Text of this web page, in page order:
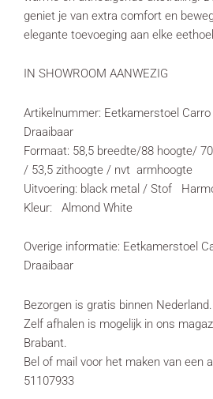
geniet je van extra comfort en
elegante toevoeging aan elke
IN SHOWROOM AANWEZIG
Artikelnummer: Eetkamerstoel
Draaibaar
Formaat: 58,5 breedte/88 hoogte/
/ 53,5 zithoogte / nvt armhoogte
Uitvoering: black metal / Stof
Kleur: Almond White
Overige informatie: Eetkamerstoel
Draaibaar
Bezorgen is gratis binnen Nederland.
Zelf afhalen is mogelijk in ons
Brabant.
Bel of mail voor het maken van een
51107933